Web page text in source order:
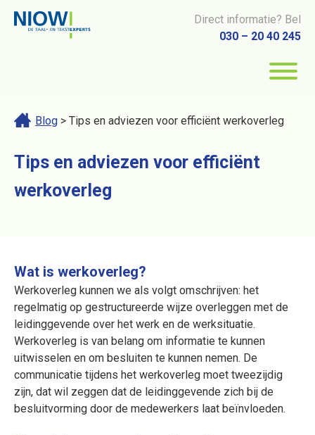
Direct informatie? Bel
030 – 20 40 245
Blog > Tips en adviezen voor efficiënt werkoverleg
Tips en adviezen voor efficiënt
werkoverleg
Wat is werkoverleg?
Werkoverleg kunnen we als volgt omschrijven: het
regelmatig op gestructureerde wijze overleggen met de
leidinggevende over het werk en de werksituatie.
Werkoverleg is van belang om informatie te kunnen
uitwisselen en om besluiten te kunnen nemen. De
communicatie tijdens het werkoverleg moet tweezijdig
zijn, dat wil zeggen dat de leidinggevende zich bij de
besluitvorming door de medewerkers laat beïnvloeden.